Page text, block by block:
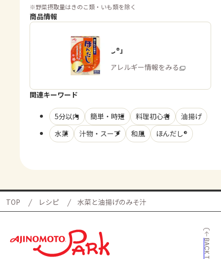
※野菜摂取量はきのこ類・いも類を除く
商品情報
「ほんだし®」
商品・アレルギー情報をみる
関連キーワード
5分以内 簡単・時短 料理初心者
油揚げ
水菜
汁物・スープ 和風 ほんだし®
TOP レシピ 水菜と油揚げのみそ汁